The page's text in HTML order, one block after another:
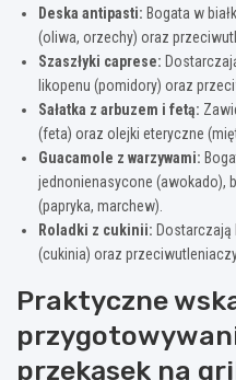
Deska antipasti: Bogata w
(oliwa, orzechy) oraz
Szaszłyki caprese:
likopenu (pomidory) oraz
Sałatka z arbuzem i fetą:
(feta) oraz olejki eteryczne
Guacamole z warzywami:
jednonienasycone (awokado),
(papryka, marchew).
Roladki z cukinii: Dostarczają
(cukinia) oraz przeciwutleniaczy
Praktyczne
przekąsek na